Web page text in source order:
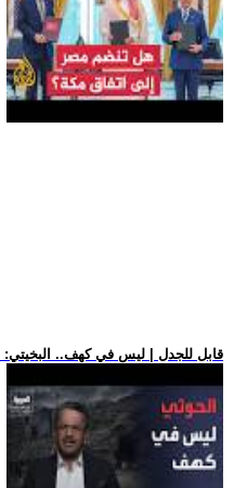
.. قابل للجدل | ليس في كهف.. البخيتي: